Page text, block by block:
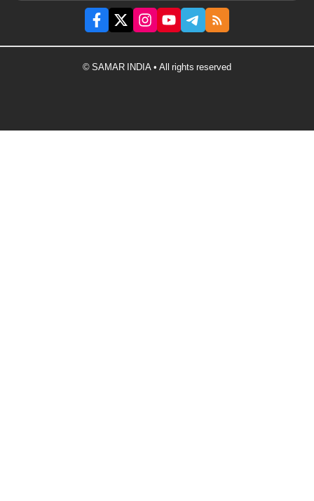
© SAMAR INDIA • All rights reserved